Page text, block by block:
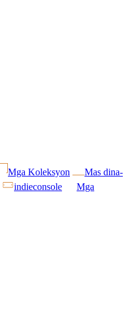
Mga Koleksyon
Mas dina-
indieconsole
Mga